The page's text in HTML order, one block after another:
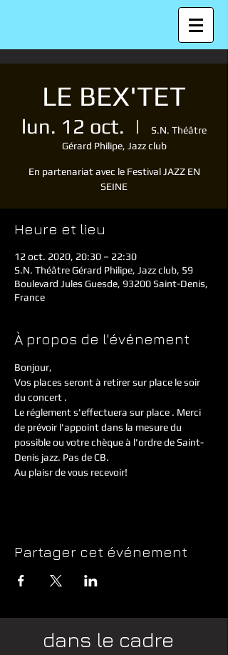
LE BEX'TET
lun. 12 oct.
  |
S.N. Théâtre
Gérard Philipe, Jazz club
En partenariat avec le Festival JAZZ EN
SEINE
Heure et lieu
12 oct. 2020, 20:30 – 22:30
S.N. Théâtre Gérard Philipe, Jazz club, 59
Boulevard Jules Guesde, 93200 Saint-Denis,
France
À propos de l'événement
Bonjour,
Vos places seront à retirer sur place le soir
du concert .
Le réglement s'effectuera sur place . Merci
de prévoir l'appoint dans la mesure du
possible ou votre chèque à l'ordre de Saint-
Denis jazz. Pas de CB.
Au plaisr de vous recevoir!
Partager cet événement
dans le cadre